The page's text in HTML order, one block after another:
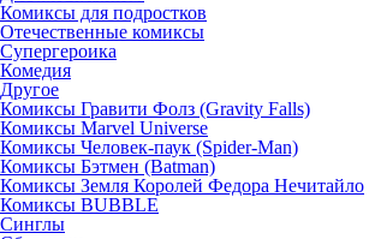
Комиксы для подростков
Отечественные комиксы
Супергероика
Комедия
Другое
Комиксы Гравити Фолз (Gravity Falls)
Комиксы Marvel Universe
Комиксы Человек-паук (Spider-Man)
Комиксы Бэтмен (Batman)
Комиксы Земля Королей Федора Нечитайло
Комиксы BUBBLE
Синглы